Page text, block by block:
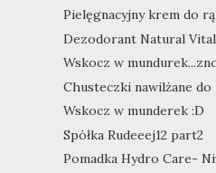
Pielęgnacyjny krem do
Dezodorant Natural
Wskocz w
Chusteczki nawilżane
Wskocz w munderek :D
Spółka Rudeeej12 part2
Pomadka Hydro Care-